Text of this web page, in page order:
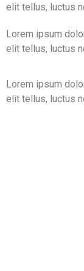
elit tellus, luctus
Lorem ipsum
elit tellus, luctus
Lorem ipsum
elit tellus, luctus